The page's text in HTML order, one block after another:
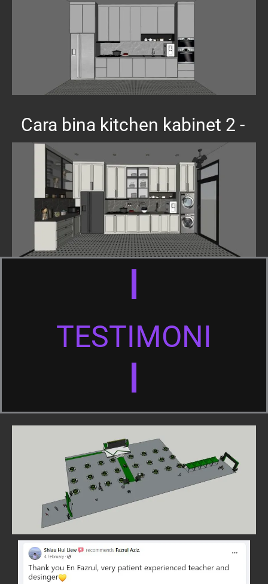
Cara bina kitchen kabinet 2 -
TESTIMONI